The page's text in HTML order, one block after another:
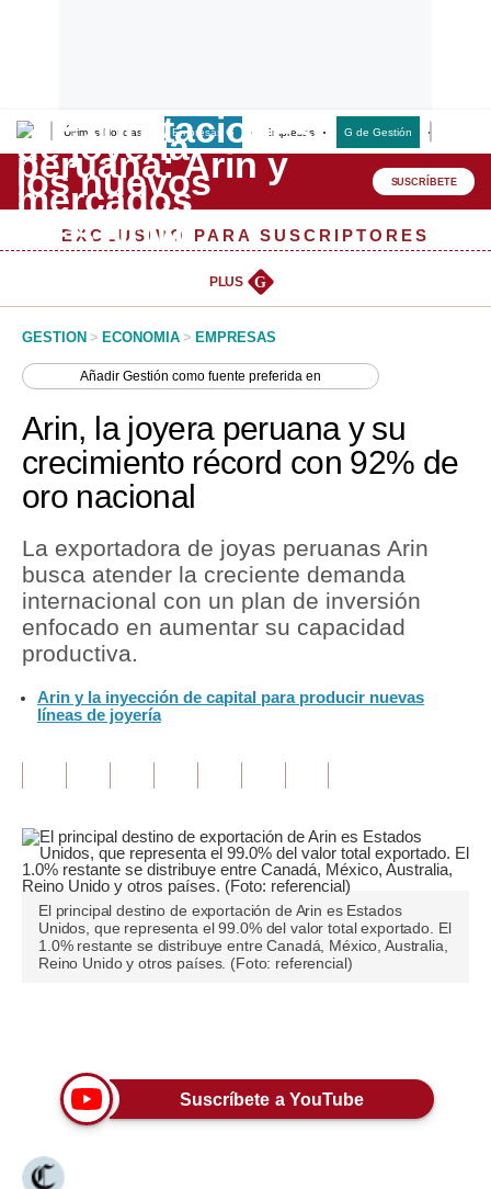
Últimas Noticias Empresas G Empresas G de Gestión
Lo último
Peru Quiosco
Management & Empleo
Perú
Política
Finanzas Personales
Inmobiliarias
Plus G
Opinión
Blogs
Tendencias
Lujo
Viajes
Mundo
SUSCRÍBETE
EXCLUSIVO PARA SUSCRIPTORES
PLUS G
GESTION > ECONOMIA > EMPRESAS
AñadirGestión como fuente preferida en
Arin, la joyera peruana y su
crecimiento récord con 92% de
oro nacional
La exportadora de joyas peruanas Arin
busca atender la creciente demanda
internacional con un plan de inversión
enfocado en aumentar su capacidad
productiva.
Arin y la inyección de capital para producir nuevas
líneas de joyería
El principal destino de exportación de Arin es Estados
Unidos, que representa el 99.0% del valor total exportado. El
1.0% restante se distribuye entre Canadá, México, Australia,
Reino Unido y otros países. (Foto: referencial)
Suscríbete a YouTube